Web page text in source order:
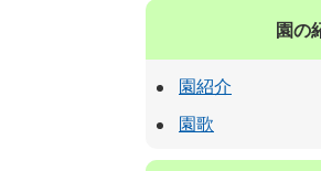
園の
園紹介
園歌